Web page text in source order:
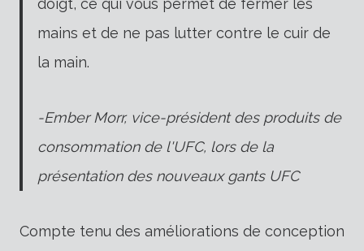
doigt, ce qui vous permet de fermer les
mains et de ne pas lutter contre le cuir de
la main.
-Ember Morr, vice-président des produits de
consommation de l'UFC, lors de la
présentation des nouveaux gants UFC
Compte tenu des améliorations de conception